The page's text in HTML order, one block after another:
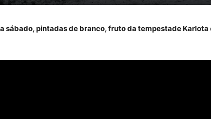
sábado, pintadas de branco, fruto da tempestade